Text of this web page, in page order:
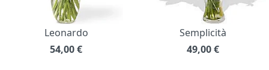
Leonardo
54,00€
Semplicità
49,00€